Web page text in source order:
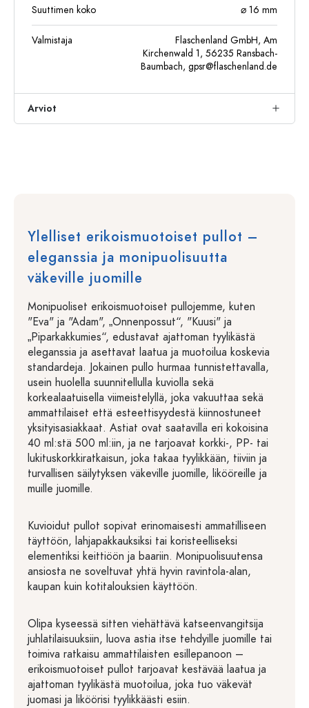
Suuttimen koko ⌀ 16 mm
Valmistaja
Flaschenland GmbH, Am
Kirchenwald 1, 56235 Ransbach-
Baumbach, gpsr@flaschenland.de
Arviot
Ylelliset erikoismuotoiset pullot –
eleganssia ja monipuolisuutta
väkeville juomille
Monipuoliset erikoismuotoiset pullojemme, kuten
"Eva" ja "Adam", „Onnenpossut“, "Kuusi" ja
„Piparkakkumies“, edustavat ajattoman tyylikästä
eleganssia ja asettavat laatua ja muotoilua koskevia
standardeja. Jokainen pullo hurmaa tunnistettavalla,
usein huolella suunnitellulla kuviolla sekä
korkealaatuisella viimeistelyllä, joka vakuuttaa sekä
ammattilaiset että esteettisyydestä kiinnostuneet
yksityisasiakkaat. Astiat ovat saatavilla eri kokoisina
40 ml:stä 500 ml:iin, ja ne tarjoavat korkki-, PP- tai
lukituskorkkiratkaisun, joka takaa tyylikkään, tiiviin ja
turvallisen säilytyksen väkeville juomille, likööreille ja
muille juomille.
Kuvioidut pullot sopivat erinomaisesti ammatilliseen
täyttöön, lahjapakkauksiksi tai koristeelliseksi
elementiksi keittiöön ja baariin. Monipuolisuutensa
ansiosta ne soveltuvat yhtä hyvin ravintola-alan,
kaupan kuin kotitalouksien käyttöön.
Olipa kyseessä sitten viehättävä katseenvangitsija
juhlatilaisuuksiin, luova astia itse tehdyille juomille tai
toimiva ratkaisu ammattilaisten esillepanoon –
erikoismuotoiset pullot tarjoavat kestävää laatua ja
ajattoman tyylikästä muotoilua, joka tuo väkevät
juomasi ja liköörisi tyylikkäästi esiin.